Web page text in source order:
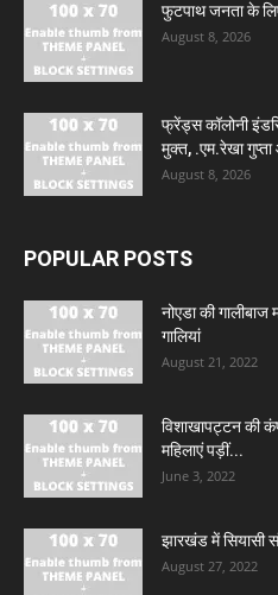
फुटपाथ जनता के
August 8, 2026
फ्रेंड्स कॉलोनी
मुक्त, .एम.रेखा
August 8, 2026
POPULAR POSTS
नोएडा की गालीबाज
गालियां
August 21, 2022
विशाखापट्टन की
महिलाएं पड़ीं...
June 3, 2022
झारखंड में सियासी
August 27, 2022